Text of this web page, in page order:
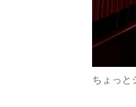
ちょっと